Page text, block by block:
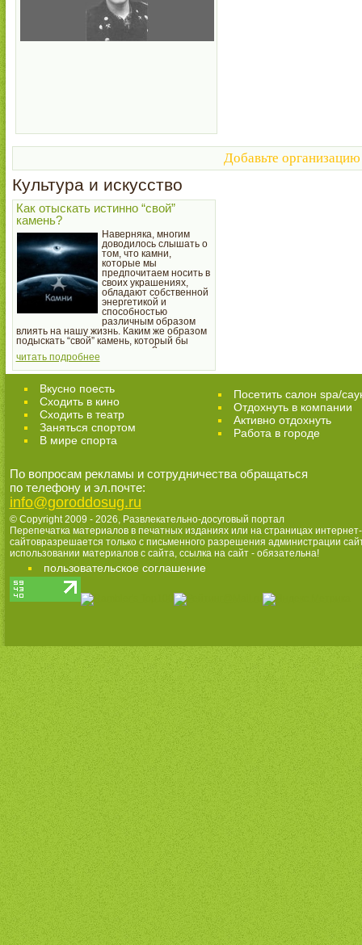
Добавьте организацию
Культура и искусство
Как отыскать истинно “свой”
камень?
Наверняка, многим
доводилось слышать о
том, что камни,
которые мы
предпочитаем носить в
своих украшениях,
обладают собственной
энергетикой и
способностью
различным образом
влиять на нашу жизнь. Каким же образом
подыскать “свой” камень, который бы
гарантированно не навредил?
читать подробнее
Вкусно поесть
Сходить в кино
Cходить в театр
Заняться спортом
В мире спорта
Посетить салон spa/
Отдохнуть в компании
Активно отдохнуть
Работа в городе
По вопросам рекламы и сотрудничества обращаться
по телефону и эл.почте:
info@goroddosug.ru
© Copyright 2009 - 2026, Развлекательно-досуговый портал
Перепечатка материалов в печатных изданиях или на страницах интернет-
сайтовразрешается только с письменного разрешения администрации
использовании материалов с сайта, ссылка на сайт - обязательна!
пользовательское соглашение